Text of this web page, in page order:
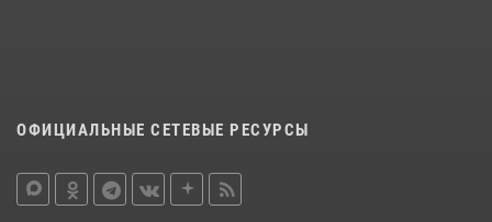
ОФИЦИАЛЬНЫЕ СЕТЕВЫЕ РЕСУРСЫ